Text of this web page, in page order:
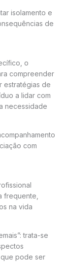
isolamento e
de
o
compreender
estratégias de
a lidar com
necessidade
com
frequente,
na vida
trata-se
pode ser